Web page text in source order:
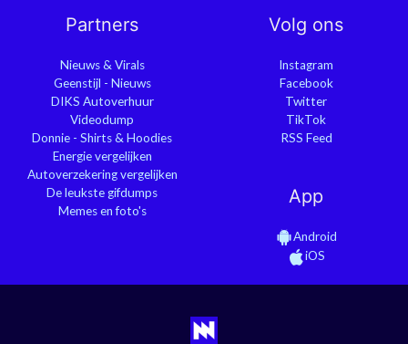
Partners
Nieuws & Virals
Geenstijl - Nieuws
DIKS Autoverhuur
Videodump
Donnie - Shirts & Hoodies
Energie vergelijken
Autoverzekering vergelijken
De leukste gifdumps
Memes en foto's
Volg ons
Instagram
Facebook
Twitter
TikTok
RSS Feed
App
Android
iOS